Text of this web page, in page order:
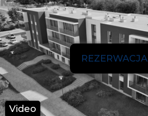
Video
REZERWACJA